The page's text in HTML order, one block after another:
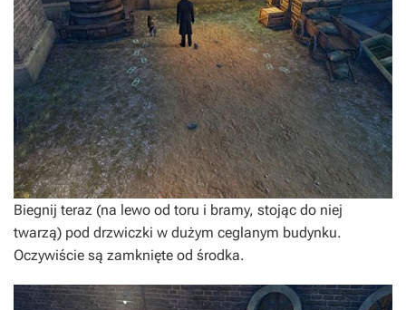
Biegnij teraz (na lewo od toru i bramy, stojąc do niej
twarzą) pod drzwiczki w dużym ceglanym budynku.
Oczywiście są zamknięte od środka.